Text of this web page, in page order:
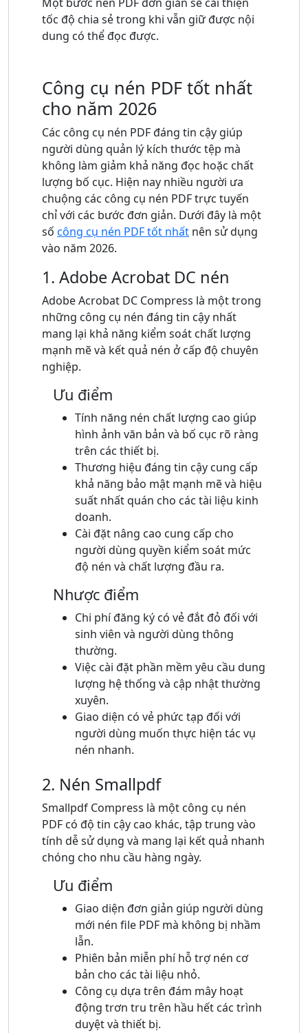
tốc độ chia sẻ trong khi vẫn giữ được nội
dung có thể đọc được.
Công cụ nén PDF tốt nhất
cho năm 2026
Các công cụ nén PDF đáng tin cậy giúp
người dùng quản lý kích thước tệp mà
không làm giảm khả năng đọc hoặc chất
lượng bố cục. Hiện nay nhiều người ưa
chuộng các công cụ nén PDF trực tuyến
chỉ với các bước đơn giản. Dưới đây là một
số công cụ nén PDF tốt nhất nên sử dụng
vào năm 2026.
1. Adobe Acrobat DC nén
Adobe Acrobat DC Compress là một trong
những công cụ nén đáng tin cậy nhất
mang lại khả năng kiểm soát chất lượng
mạnh mẽ và kết quả nén ở cấp độ chuyên
nghiệp.
Ưu điểm
Tính năng nén chất lượng cao giúp
hình ảnh văn bản và bố cục rõ ràng
trên các thiết bị.
Thương hiệu đáng tin cậy cung cấp
khả năng bảo mật mạnh mẽ và hiệu
suất nhất quán cho các tài liệu kinh
doanh.
Cài đặt nâng cao cung cấp cho
người dùng quyền kiểm soát mức
độ nén và chất lượng đầu ra.
Nhược điểm
Chi phí đăng ký có vẻ đắt đỏ đối với
sinh viên và người dùng thông
thường.
Việc cài đặt phần mềm yêu cầu dung
lượng hệ thống và cập nhật thường
xuyên.
Giao diện có vẻ phức tạp đối với
người dùng muốn thực hiện tác vụ
nén nhanh.
2. Nén Smallpdf
Smallpdf Compress là một công cụ nén
PDF có độ tin cậy cao khác, tập trung vào
tính dễ sử dụng và mang lại kết quả nhanh
chóng cho nhu cầu hàng ngày.
Ưu điểm
Giao diện đơn giản giúp người dùng
mới nén file PDF mà không bị nhầm
lẫn.
Phiên bản miễn phí hỗ trợ nén cơ
bản cho các tài liệu nhỏ.
Công cụ dựa trên đám mây hoạt
động trơn tru trên hầu hết các trình
duyệt và thiết bị.